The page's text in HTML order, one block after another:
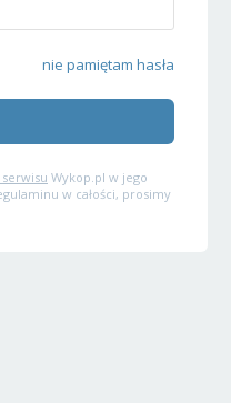
nie pamiętam hasła
Wykop.pl w jego
w całości, prosimy